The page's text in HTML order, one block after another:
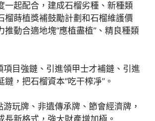
一起配合，建成石榴劣種、新種類
榴蒔植獎補鼓勵計劃和石榴維護價
推動合適地塊“應植盡植”、精良種類
項目強鏈、引進領甲士才補鏈、引進
，把石榴資本“吃干榨凈”。
游玩牌、非遺傳承牌、節會經濟牌，